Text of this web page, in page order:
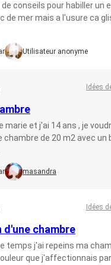
de conseils pour habiller un
de mer mais a l'usure ca
Utilisateur anonyme
Idées
marie et j'ai 14 ans , je
de 20 m2 avec un
masandra
Idées
chambre
temps j'ai repeins ma
que j'affectionnais